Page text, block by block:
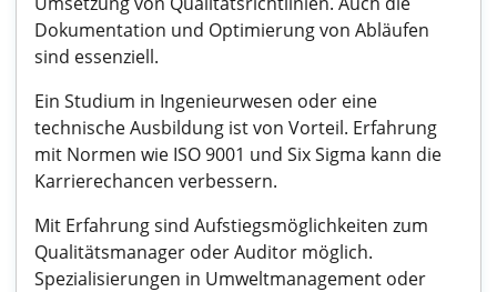
Dokumentation und Optimierung von Abläufen
sind essenziell.
Ein Studium in Ingenieurwesen oder eine
technische Ausbildung ist von Vorteil. Erfahrung
mit Normen wie ISO 9001 und Six Sigma kann die
Karrierechancen verbessern.
Mit Erfahrung sind Aufstiegsmöglichkeiten zum
Qualitätsmanager oder Auditor möglich.
Spezialisierungen in Umweltmanagement oder